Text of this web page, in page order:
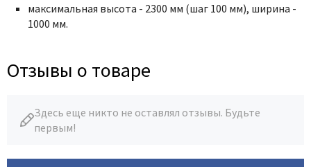
максимальная высота - 2300 мм (шаг 100 мм), ширина -
1000 мм.
Отзывы о товаре
Здесь еще никто не оставлял отзывы. Будьте
первым!